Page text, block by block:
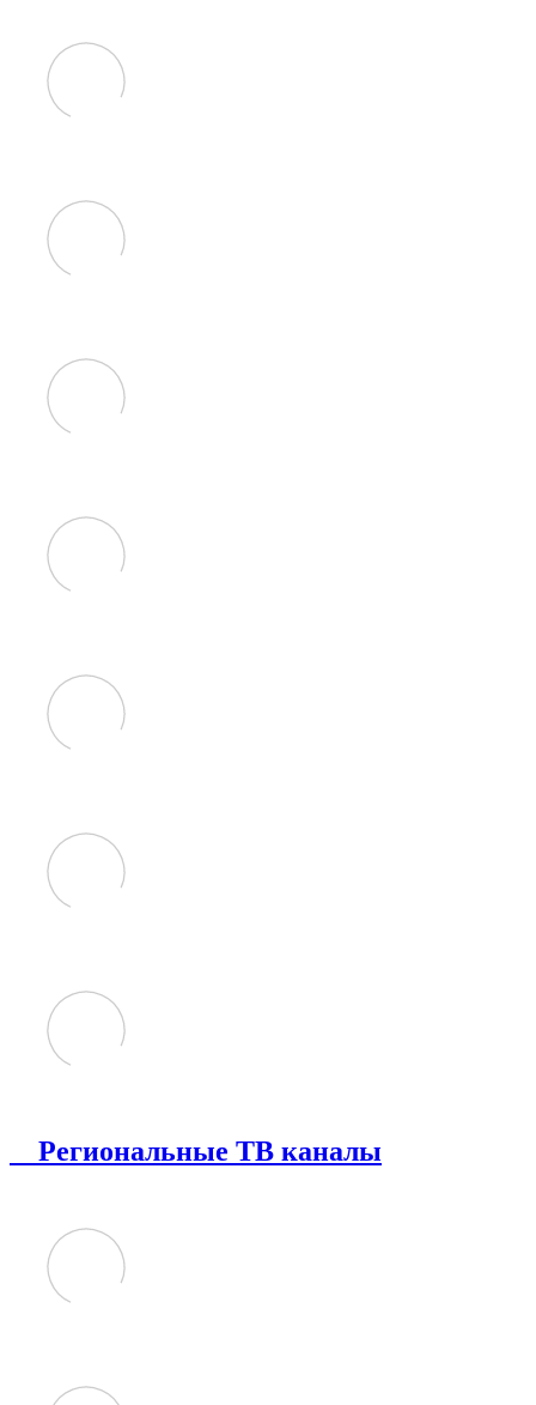
Региональные ТВ каналы